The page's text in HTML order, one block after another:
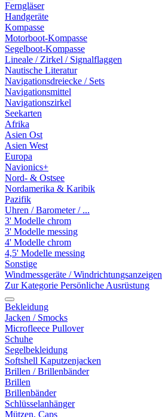
Ferngläser
Handgeräte
Kompasse
Motorboot-Kompasse
Segelboot-Kompasse
Lineale / Zirkel / Signalflaggen
Nautische Literatur
Navigationsdreiecke / Sets
Navigationsmittel
Navigationszirkel
Seekarten
Afrika
Asien Ost
Asien West
Europa
Navionics+
Nord- & Ostsee
Nordamerika & Karibik
Pazifik
Uhren / Barometer / ...
3' Modelle chrom
3' Modelle messing
4' Modelle chrom
4,5' Modelle messing
Sonstige
Windmessgeräte / Windrichtungsanzeigen
Zur Kategorie Persönliche Ausrüstung
Bekleidung
Jacken / Smocks
Microfleece Pullover
Schuhe
Segelbekleidung
Softshell Kaputzenjacken
Brillen / Brillenbänder
Brillen
Brillenbänder
Schlüsselanhänger
Mützen, Caps